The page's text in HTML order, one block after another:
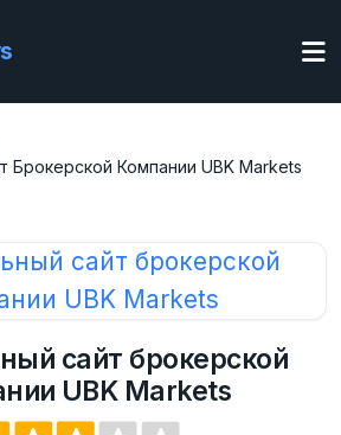
Брокерской Компании UBK Markets
сайт брокерской
UBK Markets